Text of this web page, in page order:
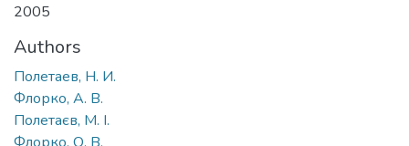
2005
Authors
Полетаев, Н. И.
Флорко, А. В.
Полетаєв, М. І.